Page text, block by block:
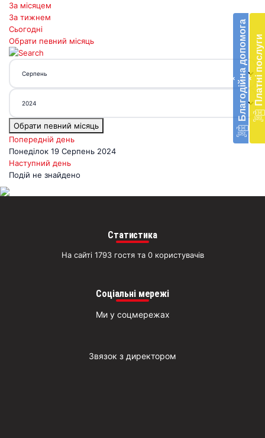
‹ Благодійна допомогав
‹ Платні послуги
За місяцем
За тижнем
Сьогодні
Обрати певний місяць
Обрати певний місяць
Попередній день
Понеділок 19 Серпень 2024
Наступний день
Подій не знайдено
Статистика
На сайті 1793 гостя та 0 користувачів
Соціальні мережі
Ми у соцмережах
Звязок з директором